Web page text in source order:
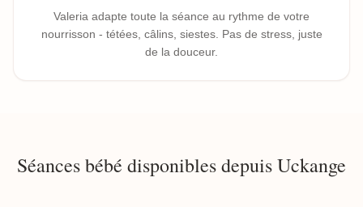
Valeria adapte toute la séance au rythme de votre
nourrisson - tétées, câlins, siestes. Pas de stress, juste
de la douceur.
Séances bébé disponibles depuis Uckange